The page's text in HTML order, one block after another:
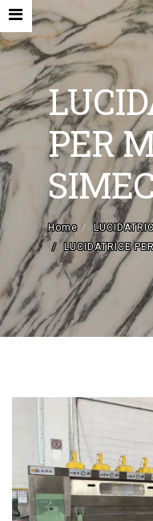
AZIENDA
MACCHINE NUOVE E
MACCHINE USATE
CONTATTI
EN
PER
Home
LUCIDATRICE